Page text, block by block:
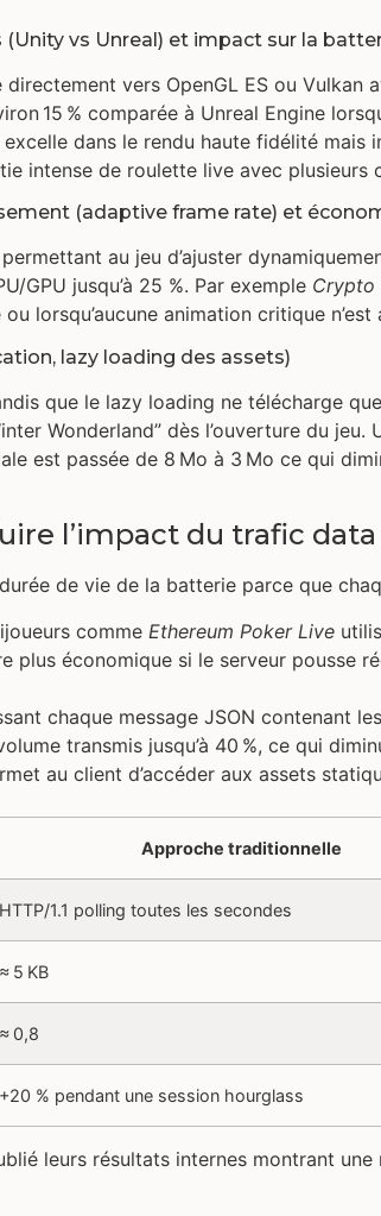
vs Unreal) et impact sur la
vers OpenGL ES ou Vulkan
15 % comparée à Unreal Engine
excelle dans le rendu haute fidélité
intense de roulette live avec plusieurs
(adaptive frame rate) et
au jeu d’ajuster
GPU jusqu’à 25 %. Par exemple Crypto
lorsqu’aucune animation critique n’est
lazy loading des assets)
que le lazy loading ne télécharge
Wonderland” dès l’ouverture du
est passée de 8 Mo à 3 Mo ce qui
l’impact du trafic
de vie de la batterie parce que
comme Ethereum Poker Live
plus économique si le serveur pousse
chaque message JSON contenant
transmis jusqu’à 40 %, ce qui
au client d’accéder aux assets
Approche traditionnelle
HTTP/1.1 polling toutes les secondes
≈ 5 KB
≈ 0,8
+20 % pendant une session hourglass
leurs résultats internes montrant